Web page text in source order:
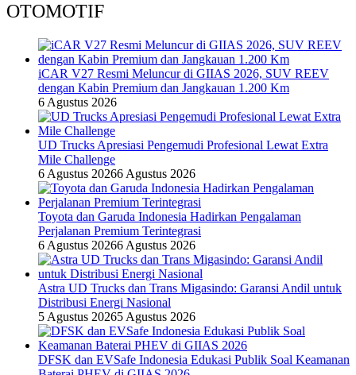
OTOMOTIF
iCAR V27 Resmi Meluncur di GIIAS 2026, SUV REEV
dengan Kabin Premium dan Jangkauan 1.200 Km
6 Agustus 2026
UD Trucks Apresiasi Pengemudi Profesional Lewat Extra
Mile Challenge
6 Agustus 20266 Agustus 2026
Toyota dan Garuda Indonesia Hadirkan Pengalaman
Perjalanan Premium Terintegrasi
6 Agustus 20266 Agustus 2026
Astra UD Trucks dan Trans Migasindo: Garansi Andil untuk
Distribusi Energi Nasional
5 Agustus 20265 Agustus 2026
DFSK dan EVSafe Indonesia Edukasi Publik Soal Keamanan